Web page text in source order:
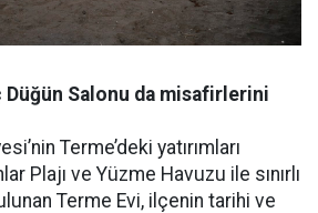
Düğün Salonu da misafirlerini
Terme’deki yatırımları
Plajı ve Yüzme Havuzu ile sınırlı
Terme Evi, ilçenin tarihi ve